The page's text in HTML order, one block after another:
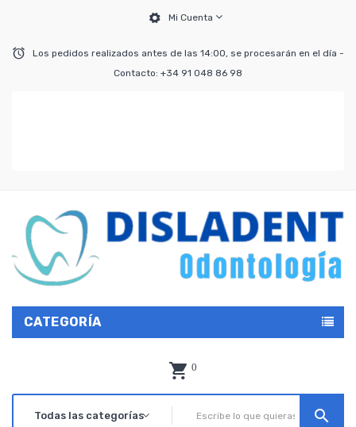
Mi Cuenta
Los pedidos realizados antes de las 14:00, se procesarán en el día -
Contacto: +34 91 048 86 98
CATEGORÍA
0
search